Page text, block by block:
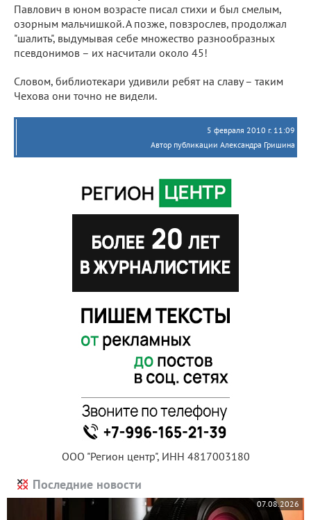
Павлович в юном возрасте писал стихи и был смелым,
озорным мальчишкой. А позже, повзрослев, продолжал
"шалить", выдумывая себе множество разнообразных
псевдонимов – их насчитали около 45!
Словом, библиотекари удивили ребят на славу – таким
Чехова они точно не видели.
5 февраля 2010 г. 11:09
Автор публикации Александра Гришина
ООО "Регион центр", ИНН 4817003180
Последние новости
07.08.2026